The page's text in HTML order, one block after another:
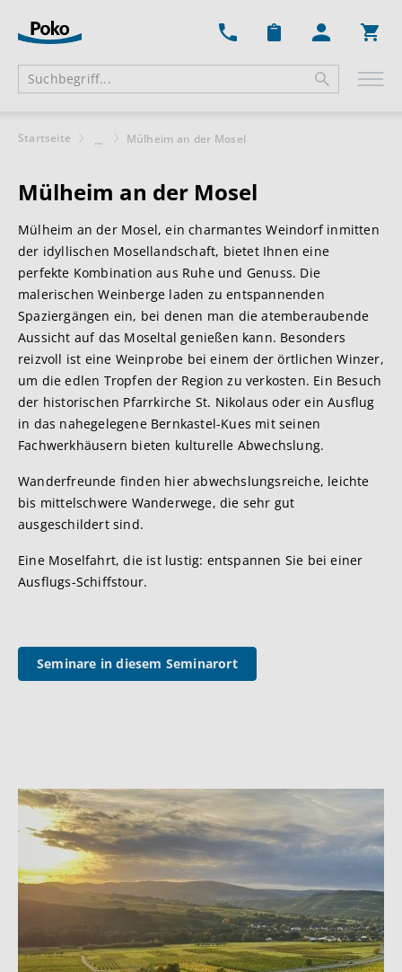
Startseite ... Mülheim an der Mosel
Mülheim an der Mosel
Mülheim an der Mosel, ein charmantes Weindorf inmitten
der idyllischen Mosellandschaft, bietet Ihnen eine
perfekte Kombination aus Ruhe und Genuss. Die
malerischen Weinberge laden zu entspannenden
Spaziergängen ein, bei denen man die atemberaubende
Aussicht auf das Moseltal genießen kann. Besonders
reizvoll ist eine Weinprobe bei einem der örtlichen Winzer,
um die edlen Tropfen der Region zu verkosten. Ein Besuch
der historischen Pfarrkirche St. Nikolaus oder ein Ausflug
in das nahegelegene Bernkastel-Kues mit seinen
Fachwerkhäusern bieten kulturelle Abwechslung.
Wanderfreunde finden hier abwechslungsreiche, leichte
bis mittelschwere Wanderwege, die sehr gut
ausgeschildert sind.
Eine Moselfahrt, die ist lustig: entspannen Sie bei einer
Ausflugs-Schiffstour.
Seminare in diesem Seminarort